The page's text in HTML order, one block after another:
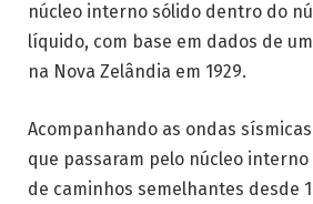
núcleo interno sólido dentro do
líquido, com base em dados de
na Nova Zelândia em 1929.
Acompanhando as ondas
que passaram pelo núcleo interno
de caminhos semelhantes desde